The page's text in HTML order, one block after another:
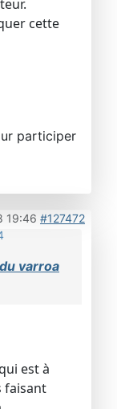
cette
participer
19:46 #127472
varroa
est à
faisant